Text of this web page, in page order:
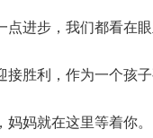
进步，我们都看在眼
胜利，作为一个孩子
妈就在这里等着你。